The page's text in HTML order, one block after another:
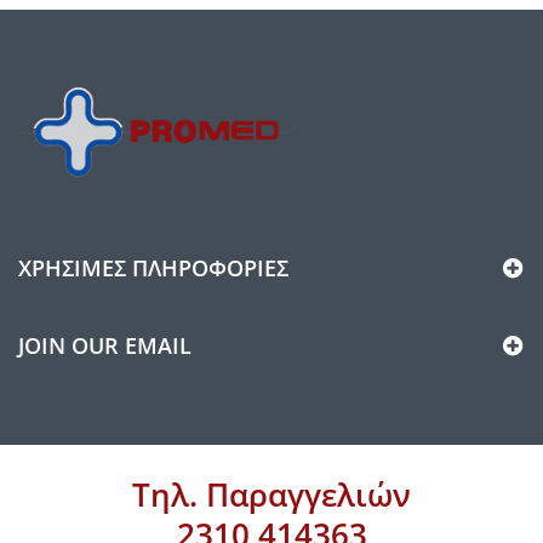
ΧΡΉΣΙΜΕΣ ΠΛΗΡΟΦΟΡΊΕΣ
JOIN OUR EMAIL
Τηλ. Παραγγελιών